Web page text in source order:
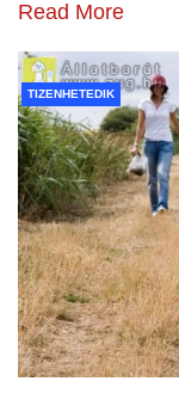
Read More
TIZENHETEDIK